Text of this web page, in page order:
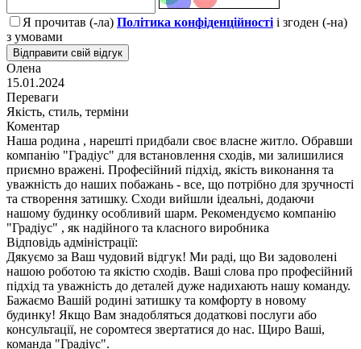
Я прочитав (-ла) Політика конфіденційностіі згоден (-на)
з умовами
Відправити свій відгук
Олена
15.01.2024
Переваги
Якість, стиль, терміни
Коментар
Наша родина , нарешті придбали своє власне житло. Обравши
компанію "Градіус" для встановлення сходів, ми залишилися
приємно вражені. Професійний підхід, якість виконання та
уважність до наших побажань - все, що потрібно для зручності
та створення затишку. Сходи вийшли ідеальні, додаючи
нашому будинку особливий шарм. Рекомендуємо компанію
"Градіус" , як надійного та класного виробника
Відповідь адміністрації:
Дякуємо за Ваш чудовий відгук! Ми раді, що Ви задоволені
нашою роботою та якістю сходів. Ваші слова про професійний
підхід та уважність до деталей дуже надихають нашу команду.
Бажаємо Вашій родині затишку та комфорту в новому
будинку! Якщо Вам знадобляться додаткові послуги або
консультації, не соромтеся звертатися до нас. Щиро Ваші,
команда "Градіус". ​